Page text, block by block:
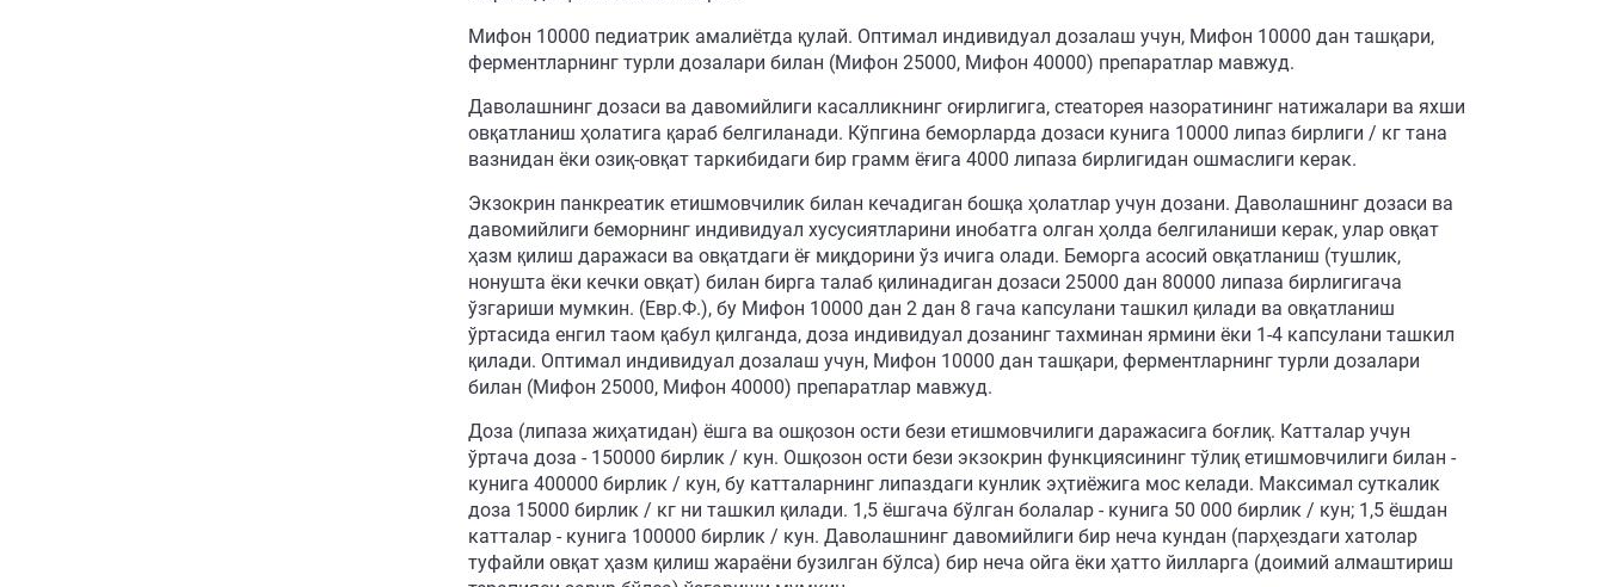
Мифон 10000 педиатрик амалиётда қулай. Оптимал индивидуал дозалаш учун, Мифон 10000 дан ташқари,
ферментларнинг турли дозалари билан (Мифон 25000, Мифон 40000) препаратлар мавжуд.
Даволашнинг дозаси ва давомийлиги касалликнинг оғирлигига, стеаторея назоратининг натижалари ва яхши
овқатланиш ҳолатига қараб белгиланади. Кўпгина беморларда дозаси кунига 10000 липаз бирлиги / кг тана
вазнидан ёки озиқ-овқат таркибидаги бир грамм ёғига 4000 липаза бирлигидан ошмаслиги керак.
Экзокрин панкреатик етишмовчилик билан кечадиган бошқа ҳолатлар учун дозани. Даволашнинг дозаси ва
давомийлиги беморнинг индивидуал хусусиятларини инобатга олган ҳолда белгиланиши керак, улар овқат
ҳазм қилиш даражаси ва овқатдаги ёғ миқдорини ўз ичига олади. Беморга асосий овқатланиш (тушлик,
нонушта ёки кечки овқат) билан бирга талаб қилинадиган дозаси 25000 дан 80000 липаза бирлигигача
ўзгариши мумкин. (Евр.Ф.), бу Мифон 10000 дан 2 дан 8 гача капсулани ташкил қилади ва овқатланиш
ўртасида енгил таом қабул қилганда, доза индивидуал дозанинг тахминан ярмини ёки 1-4 капсулани ташкил
қилади. Оптимал индивидуал дозалаш учун, Мифон 10000 дан ташқари, ферментларнинг турли дозалари
билан (Мифон 25000, Мифон 40000) препаратлар мавжуд.
Доза (липаза жиҳатидан) ёшга ва ошқозон ости бези етишмовчилиги даражасига боғлиқ. Катталар учун
ўртача доза - 150000 бирлик / кун. Ошқозон ости бези экзокрин функциясининг тўлиқ етишмовчилиги билан -
кунига 400000 бирлик / кун, бу катталарнинг липаздаги кунлик эҳтиёжига мос келади. Максимал суткалик
доза 15000 бирлик / кг ни ташкил қилади. 1,5 ёшгача бўлган болалар - кунига 50 000 бирлик / кун; 1,5 ёшдан
катталар - кунига 100000 бирлик / кун. Даволашнинг давомийлиги бир неча кундан (парҳездаги хатолар
туфайли овқат ҳазм қилиш жараёни бузилган бўлса) бир неча ойга ёки ҳатто йилларга (доимий алмаштириш